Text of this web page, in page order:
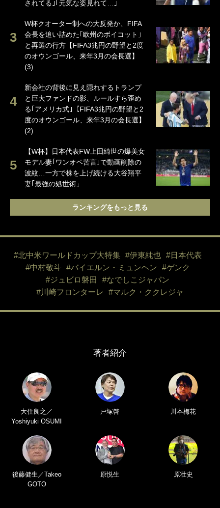
されてる｣｢元気な姿見れて…｣
W杯クオーター制への大反発か、FIFA
会長を追い詰めた｢欧州のボイコット｣
と再選の行方【FIFA3兆円の野望と2度
のオウンゴール、来年3月の会長選】
(3)
新会社の背後に見え隠れするトランプ
と巨大ファンドの影、ルールすら歪め
る｢アメリカ式｣【FIFA3兆円の野望と2
度のオウンゴール、来年3月の会長選】
(2)
【W杯】日本代表FW上田綺世の爆美女
モデル妻｢ワンオペ苦言｣で動画削除の
波紋…一方で株を上げ続ける大谷翔平
妻｢最強の処世術」
ランキングをもっと見る
#北中米ワールドカップ大特集 #伊東純也
#日本代表
#中村敬斗
#バイエルン・ミュンヘン
#ゲンク
#ジュビロ磐田
#なでしこジャパン
#川崎フロンターレ
#マルク・ククレジャ
著者紹介
大住良之／
Yoshiyuki OSUMI
戸塚啓 川本梅花
後藤健生／Takeo
GOTO
原悦生 原壮史